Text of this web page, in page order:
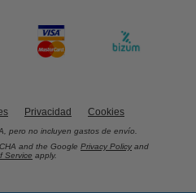
Privacidad Cookies
pero no incluyen gastos de envío.
and the Google Privacy Policy and
Service apply.